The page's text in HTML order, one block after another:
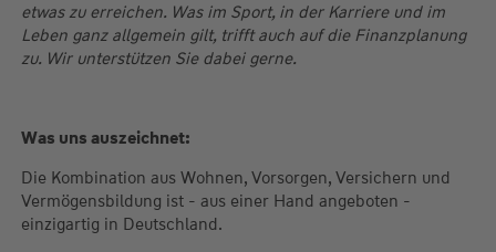
etwas zu erreichen. Was im Sport, in der Karriere und im
Leben ganz allgemein gilt, trifft auch auf die Finanzplanung
zu. Wir unterstützen Sie dabei gerne.
Was uns auszeichnet:
Die Kombination aus Wohnen, Vorsorgen, Versichern und
Vermögensbildung ist - aus einer Hand angeboten -
einzigartig in Deutschland.